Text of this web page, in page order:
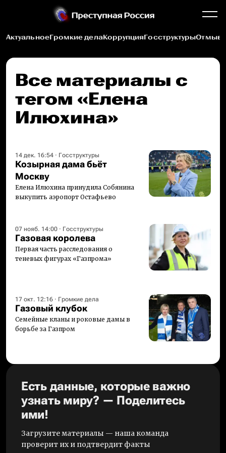
АктуальноеГромкие делаКоррупцияГосструктуры
Все материалы c
тегом «Елена
Илюхина»
14 дек. 16:54 · Госструктуры
Козырная дама бьёт
Москву
Елена Илюхина принудила Собянина
выкупить аэропорт Остафьево
07 нояб. 14:00 · Госструктуры
Газовая королева
Первая часть расследования о
теневых фигурах «Газпрома»
17 окт. 12:16 · Громкие дела
Газовый клубок
Семейные кланы и роковые дамы в
борьбе за Газпром
Есть данные, которые важно
узнать миру? — Поделитесь
ими!
Загрузите материалы — наша команда
проверит их и подтвердит факты